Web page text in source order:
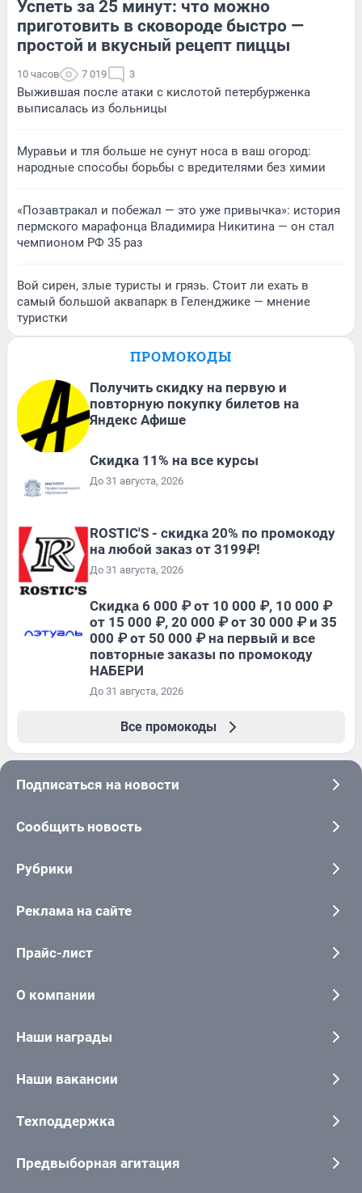
Успеть за 25 минут: что можно
приготовить в сковороде быстро —
простой и вкусный рецепт пиццы
10 часов 7 019 3
Выжившая после атаки с кислотой петербурженка
выписалась из больницы
Муравьи и тля больше не сунут носа в ваш огород:
народные способы борьбы с вредителями без химии
«Позавтракал и побежал — это уже привычка»: история
пермского марафонца Владимира Никитина — он стал
чемпионом РФ 35 раз
Вой сирен, злые туристы и грязь. Стоит ли ехать в
самый большой аквапарк в Геленджике — мнение
туристки
ПРОМОКОДЫ
Получить скидку на первую и
повторную покупку билетов на
Яндекс Афише
Скидка 11% на все курсы
До 31 августа, 2026
ROSTIC'S - скидка 20% по промокоду
на любой заказ от 3199₽!
До 31 августа, 2026
Скидка 6 000 ₽ от 10 000 ₽, 10 000 ₽
от 15 000 ₽, 20 000 ₽ от 30 000 ₽ и 35
000 ₽ от 50 000 ₽ на первый и все
повторные заказы по промокоду
НАБЕРИ
До 31 августа, 2026
Все промокоды
Подписаться на новости
Сообщить новость
Рубрики
Реклама на сайте
Прайс-лист
О компании
Наши награды
Наши вакансии
Техподдержка
Предвыборная агитация